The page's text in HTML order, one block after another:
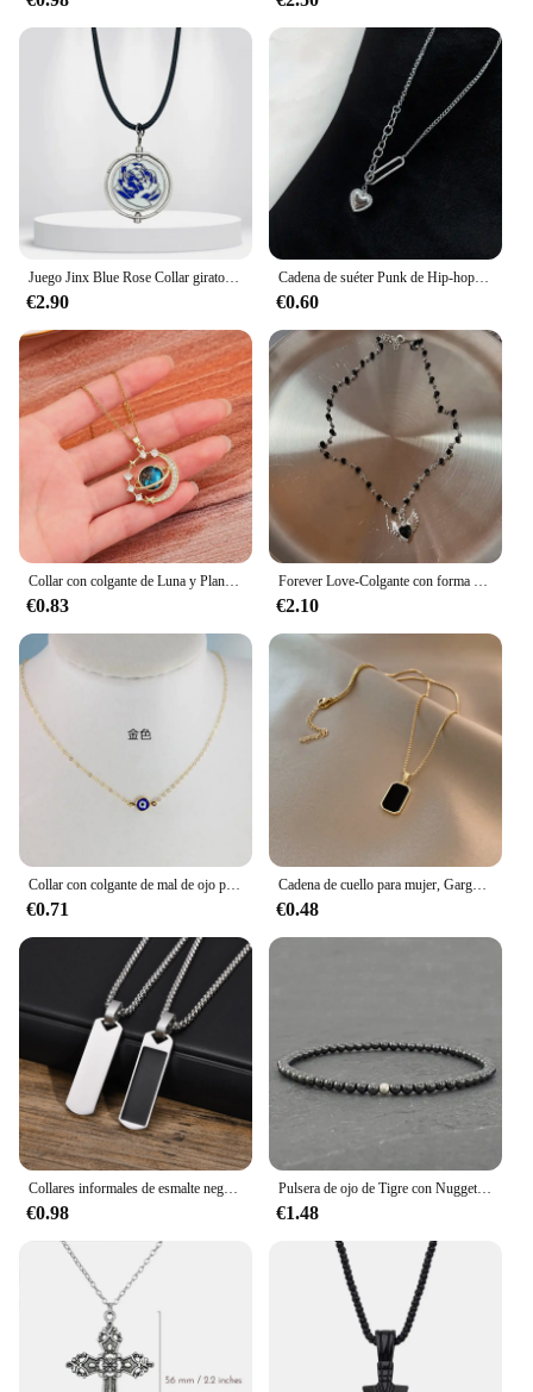
touch of luxury and value to your creations. The
dijes de oro 18 sets are not just a collection of
charms; they are a statement of elegance and
craftsmanship that will stand the test of time.
Juego Jinx Blue Rose Collar giratorio Anime Juego Arcane Temporada 2 Mochila Colgantes Metal Moda Jewerly Fans Colecciones
€2.90
Cadena de suéter Punk de Hip-hop, collar con colgante de corazón con personalidad, joyería que tanto hombres como mujeres pueden usar, nueva tendencia de amor, 2022
€0.60
Collar con colgante de Luna y Planeta de circón con incrustaciones de lujo para mujer, acero de titanio, mariposa, gota de agua, cadena de clavícula, joyería con dijes
€0.83
Forever Love-Colgante con forma de corazón para mujer, collar de Metal con cuentas de resina epoxi, cadena de eslabones con cuentas, joyería para niñas
€2.10
Collar con colgante de mal de ojo para mujer, Nueva joyería redonda, mariposa, palma, Tortuga, amistad de la suerte, gargantilla de pareja, cadena de cuello, regalo
€0.71
Cadena de cuello para mujer, Gargantilla colgante cuadrada minimalista exquisita, Collar geométrico, cadena de cuello, joyería femenina, regalos de fiesta
€0.48
Collares informales de esmalte negro para hombre, Collar con colgante cuadrado de acero inoxidable resistente al agua, Collar masculino de moda Simple, regalo de joyería
€0.98
Pulsera de ojo de Tigre con Nugget de citrino crudo, piedra lunar Empath, amatista, cuarzo rosa, piedras preciosas, 6mm
€1.48